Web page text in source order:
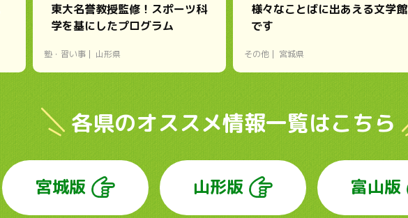
東大名誉教授監修！スポーツ科
学を基にしたプログラム
塾・習い事 山形県
様々なことばに出あえる文学館
です
その他 宮城県
各県のオススメ情報一覧はこちら
宮城版 山形版 富山版